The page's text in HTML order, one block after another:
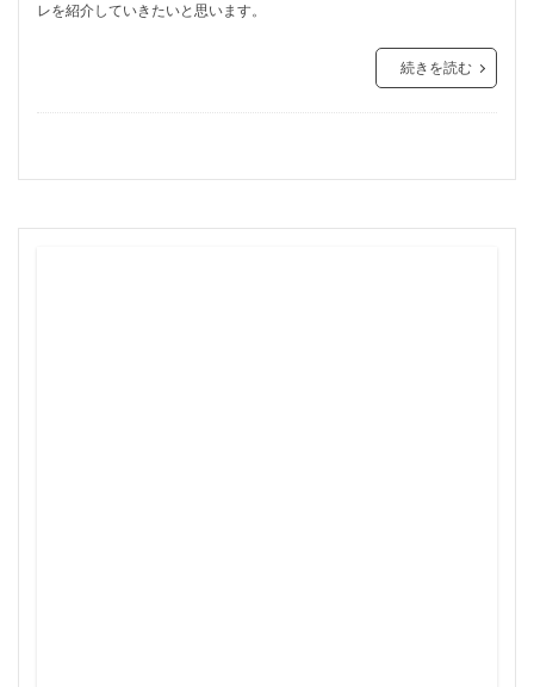
レを紹介していきたいと思います。
続きを読む